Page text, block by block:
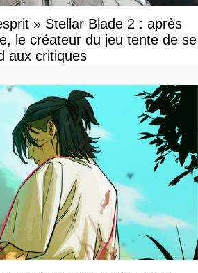
» Stellar Blade 2 : après
le créateur du jeu tente de se
aux critiques